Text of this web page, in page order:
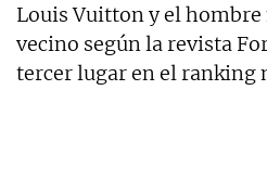
Louis Vuitton y el hombre
vecino según la revista
tercer lugar en el ranking